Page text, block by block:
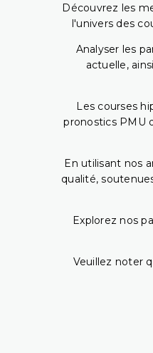
Découvrez les
l'univers des
Analyser les
actuelle,
Les courses
pronostics PMU
En utilisant nos
qualité,
Explorez nos
Veuillez noter